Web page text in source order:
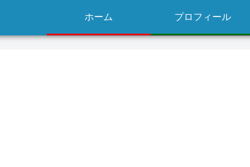
ホーム プロフィール